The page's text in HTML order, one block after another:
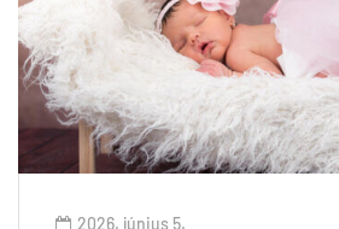
2026. június 5.